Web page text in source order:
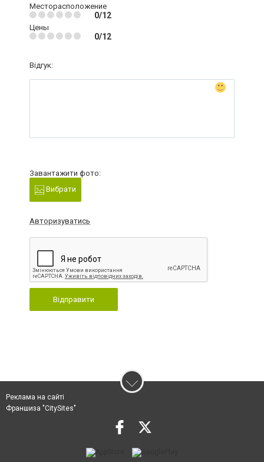
Месторасположение
0/12
Цены
0/12
Відгук:
Завантажити фото:
Вибрати
Авторизуватись
Відправити
Реклама на сайті
Франшиза "CitySites"